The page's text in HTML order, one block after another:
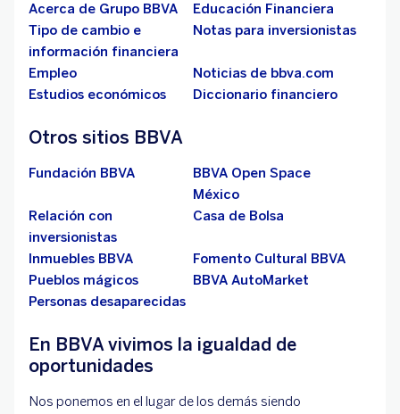
Acerca de Grupo BBVA
Educación Financiera
Tipo de cambio e
información financiera
Notas para inversionistas
Empleo
Noticias de bbva.com
Estudios económicos
Diccionario financiero
Otros sitios BBVA
Fundación BBVA
BBVA Open Space
México
Relación con
inversionistas
Casa de Bolsa
Inmuebles BBVA
Fomento Cultural BBVA
Pueblos mágicos
BBVA AutoMarket
Personas desaparecidas
En BBVA vivimos la igualdad de
oportunidades
Nos ponemos en el lugar de los demás siendo